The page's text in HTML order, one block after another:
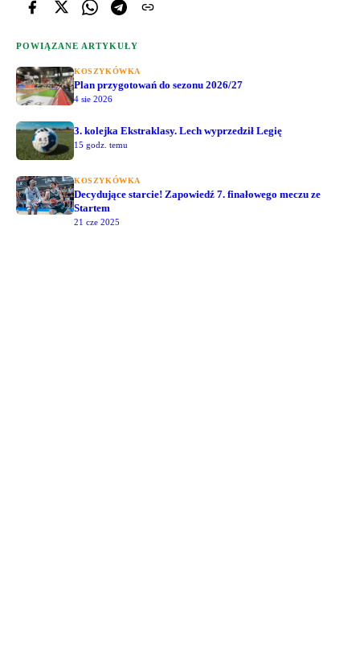
POWIĄZANE ARTYKUŁY
KOSZYKÓWKA
Plan przygotowań do sezonu 2026/27
4 sie 2026
3. kolejka Ekstraklasy. Lech wyprzedził Legię
15 godz. temu
KOSZYKÓWKA
Decydujące starcie! Zapowiedź 7. finałowego meczu ze
Startem
21 cze 2025